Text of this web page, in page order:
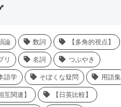
論 数詞 【多角的視点】
リ 名詞 つぶやき
語学 そぼくな疑問 用語集
互関連】 【日英比較】